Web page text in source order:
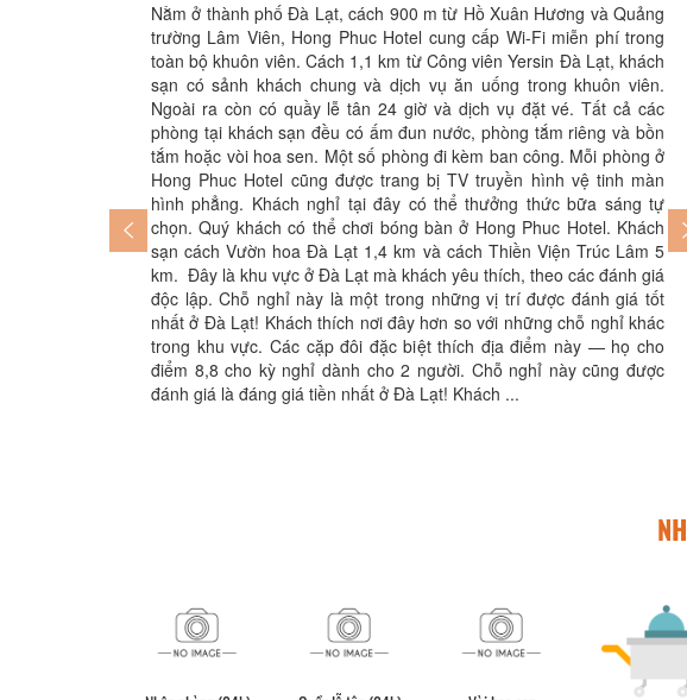
Nằm ở thành phố Đà Lạt, cách 900 m từ Hồ Xuân Hương và Quảng
trường Lâm Viên, Hong Phuc Hotel cung cấp Wi-Fi miễn phí trong
toàn bộ khuôn viên. Cách 1,1 km từ Công viên Yersin Đà Lạt, khách
sạn có sảnh khách chung và dịch vụ ăn uống trong khuôn viên.
Ngoài ra còn có quầy lễ tân 24 giờ và dịch vụ đặt vé. Tất cả các
phòng tại khách sạn đều có ấm đun nước, phòng tắm riêng và bồn
tắm hoặc vòi hoa sen. Một số phòng đi kèm ban công. Mỗi phòng ở
Hong Phuc Hotel cũng được trang bị TV truyền hình vệ tinh màn
hình phẳng. Khách nghỉ tại đây có thể thưởng thức bữa sáng tự
chọn. Quý khách có thể chơi bóng bàn ở Hong Phuc Hotel. Khách
sạn cách Vườn hoa Đà Lạt 1,4 km và cách Thiền Viện Trúc Lâm 5
km. Đây là khu vực ở Đà Lạt mà khách yêu thích, theo các đánh giá
độc lập. Chỗ nghỉ này là một trong những vị trí được đánh giá tốt
nhất ở Đà Lạt! Khách thích nơi đây hơn so với những chỗ nghỉ khác
trong khu vực. Các cặp đôi đặc biệt thích địa điểm này — họ cho
điểm 8,8 cho kỳ nghỉ dành cho 2 người. Chỗ nghỉ này cũng được
đánh giá là đáng giá tiền nhất ở Đà Lạt! Khách ...